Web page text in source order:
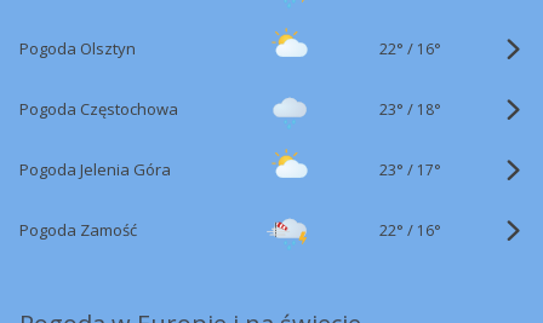
Pogoda Olsztyn 22° / 16°
Pogoda Częstochowa 23° / 18°
Pogoda Jelenia Góra 23° / 17°
Pogoda Zamość 22° / 16°